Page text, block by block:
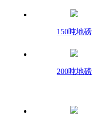
150吨地磅
200吨地磅